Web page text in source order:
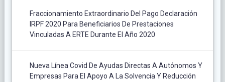
Fraccionamiento Extraordinario Del Pago Declaración
IRPF 2020 Para Beneficiarios De Prestaciones
Vinculadas A ERTE Durante El Año 2020
Nueva Línea Covid De Ayudas Directas A Autónomos Y
Empresas Para El Apoyo A La Solvencia Y Reducción